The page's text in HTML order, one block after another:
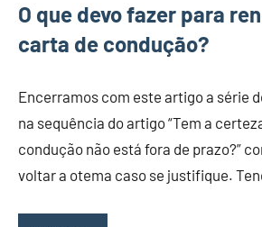
O que devo fazer para
carta de condução?
Encerramos com este artigo a série
na sequência do artigo “Tem a
condução não está fora de prazo?”
voltar a otema caso se justifique.